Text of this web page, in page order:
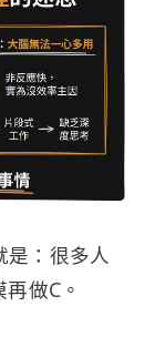
是：很多人
做C。